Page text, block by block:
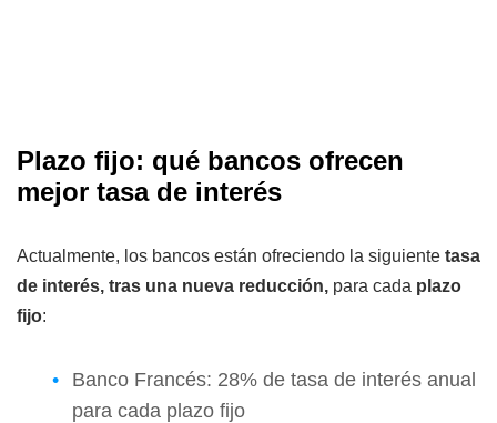
Plazo fijo: qué bancos ofrecen
mejor tasa de interés
Actualmente, los bancos están ofreciendo la siguiente tasa
de interés, tras una nueva reducción, para cada plazo
fijo:
Banco Francés: 28% de tasa de interés anual
para cada plazo fijo